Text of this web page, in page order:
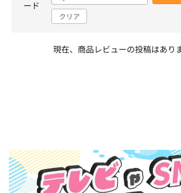
ード
クリア
現在、商品レビューの投稿はあり